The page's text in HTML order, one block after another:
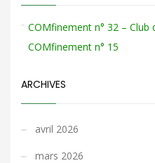
COMfinement n° 32 –
COMfinement n° 15
ARCHIVES
avril 2026
mars 2026